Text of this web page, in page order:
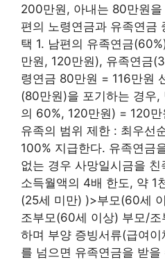
200만원, 아내는 80만원
편의 노령연금과 유족연금
택 1. 남편의 유족연금
만원, 120만원), 유족연금
령연금 80만원 = 116만원
(80만원)을 포기하는 경우
의 60%, 120만원) = 120
유족의 범위 제한 : 최우선
100% 지급한다. 유족연금
없는 경우 사망일시금을
소득월액의 4배 한도, 약 1
(25세 미만) )>부모(60세
조부모(60세 이상) 부모/
하며 부양 증빙서류(급여
를 넘으면 유족연금을 받